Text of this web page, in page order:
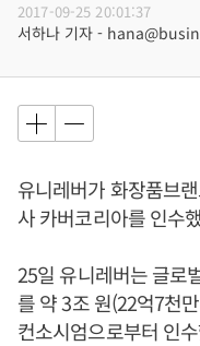
2017-09-25 20:01:37
서하나 기자 -
유니레버가 화장품브
사 카버코리아를 인수
25일 유니레버는 글로
를 약 3조 원(22억7천
컨소시엄으로부터 인